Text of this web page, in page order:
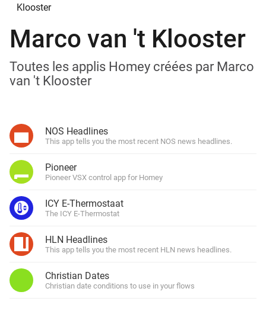
Klooster
Marco van 't Klooster
Toutes les applis Homey créées par Marco
van 't Klooster
NOS Headlines
This app tells you the most recent NOS news headlines.
Pioneer
Pioneer VSX control app for Homey
ICY E-Thermostaat
The ICY E-Thermostat
HLN Headlines
This app tells you the most recent HLN news headlines.
Christian Dates
Christian date conditions to use in your flows